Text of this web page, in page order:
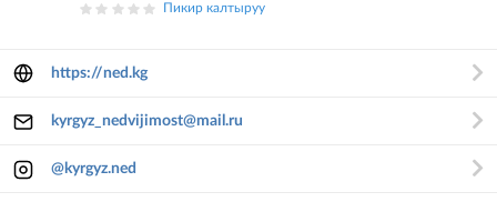
Пикир калтыруу
https://ned.kg
kyrgyz_nedvijimost@mail.ru
@kyrgyz.ned